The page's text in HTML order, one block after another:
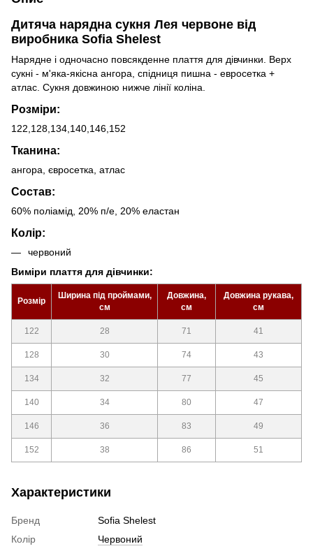
Дитяча нарядна сукня Лея червоне від
виробника Sofia Shelest
Нарядне і одночасно повсякденне плаття для дівчинки. Верх
сукні - м'яка-якісна ангора, спідниця пишна - евросетка +
атлас. Сукня довжиною нижче лінії коліна.
Розміри:
122,128,134,140,146,152
Тканина:
ангора, євросетка, атлас
Состав:
60% поліамід, 20% п/е, 20% еластан
Колір:
червоний
Виміри плаття для дівчинки:
Розмір
Ширина під проймами,
см
Довжина,
см
Довжина рукава,
см
122 28 71 41
128 30 74 43
134 32 77 45
140 34 80 47
146 36 83 49
152 38 86 51
Характеристики
Бренд
Sofia Shelest
Колір
Червоний